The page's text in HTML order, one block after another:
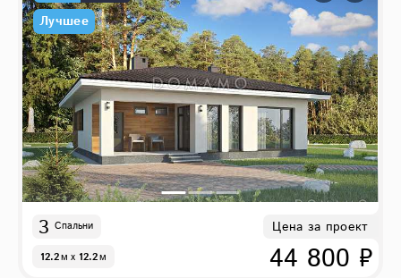
Лучшее
3 Спальни
12.2м x 12.2м
Цена за проект
44 800 ₽